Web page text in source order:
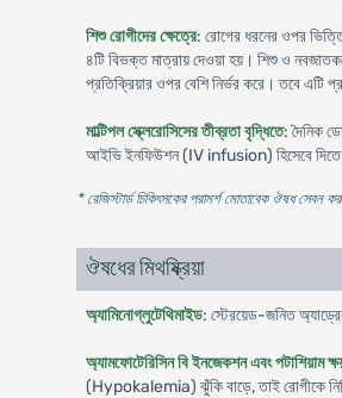
শিশু রোগীদের ক্ষেত্রে: রোগের ধরনের ওপর
৪টি বিভক্ত মাত্রায় দেওয়া হয়। শিশু ও
প্রতিক্রিয়ার ওপর বেশি নির্ভর করে। তবে
মাল্টিপল স্ক্লেরোসিসের তীব্রতা বৃদ্ধিতে: দৈনিক
আইভি ইনফিউশন (IV infusion) হিসেবে দিতে
* রেজিস্টার্ড চিকিৎসকের পরামর্শ মোতাবেক ঔষধ সেবন
ঔষধের মিথষ্ক্রিয়া
অ্যামিনোগ্লুটেথিমাইড: স্টেরয়েড-জনিত
অ্যামফোটেরিসিন বি ইনজেকশন এবং পটাশিয়াম
(Hypokalemia) ঝুঁকি বাড়ে, তাই রোগীকে